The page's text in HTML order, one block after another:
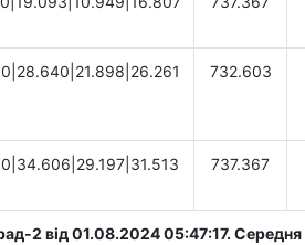
732.603
737.367
2 від 01.08.2024 05:47:17. Cередня